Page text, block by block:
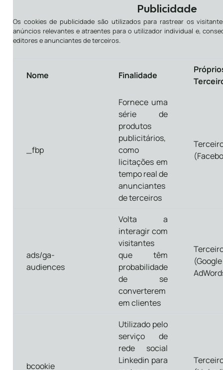
Publicidade
Os cookies de publicidade são utilizados para rastrear os
anúncios relevantes e atraentes para o utilizador individual e,
editores e anunciantes de terceiros.
Nome Finalidade
_fbp
Fornece uma
série de
produtos
publicitários,
como
licitações em
tempo real de
anunciantes
de terceiros
ads/ga-
audiences
Volta a
interagir com
visitantes
que têm
probabilidade
de se
converterem
em clientes
(Google
bcookie
Utilizado pelo
serviço de
rede social
Linkedin para